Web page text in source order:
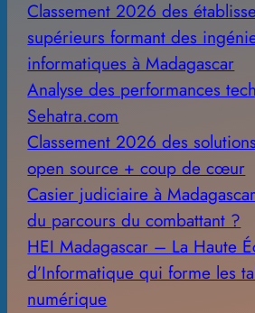
Classement 2026 des
supérieurs formant des
informatiques à Madagascar
Analyse des performances
Sehatra.com
Classement 2026 des
open source + coup de cœur
Casier judiciaire à
du parcours du combattant ?
HEI Madagascar – La Haute
d’Informatique qui forme les
numérique